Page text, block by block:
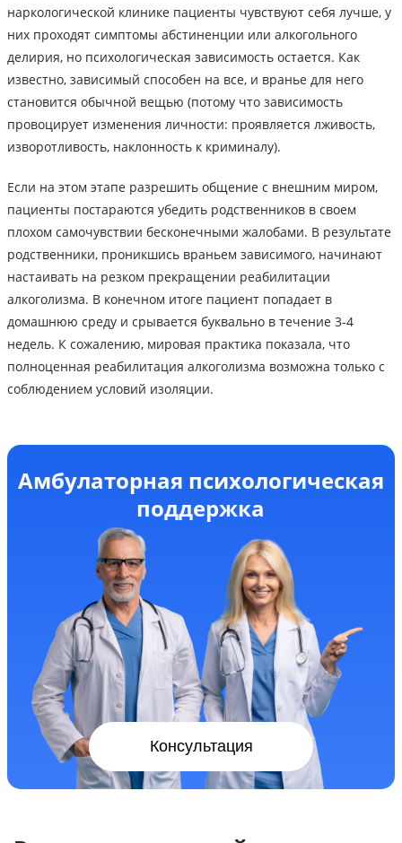
наркологической клинике пациенты чувствуют себя лучше, у
них проходят симптомы абстиненции или алкогольного
делирия, но психологическая зависимость остается. Как
известно, зависимый способен на все, и вранье для него
становится обычной вещью (потому что зависимость
провоцирует изменения личности: проявляется лживость,
изворотливость, наклонность к криминалу).
Если на этом этапе разрешить общение с внешним миром,
пациенты постараются убедить родственников в своем
плохом самочувствии бесконечными жалобами. В результате
родственники, проникшись враньем зависимого, начинают
настаивать на резком прекращении реабилитации
алкоголизма. В конечном итоге пациент попадает в
домашнюю среду и срывается буквально в течение 3-4
недель. К сожалению, мировая практика показала, что
полноценная реабилитация алкоголизма возможна только с
соблюдением условий изоляции.
Амбулаторная психологическая
поддержка
Консультация